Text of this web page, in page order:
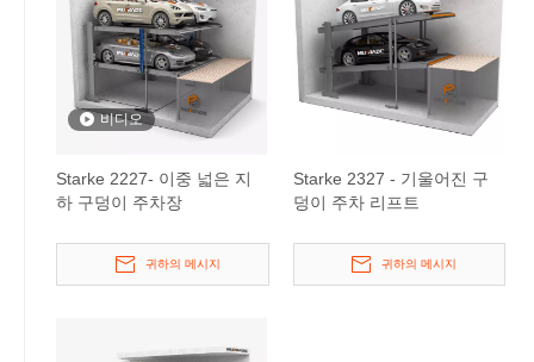
비디오
Starke 2227- 이중 넓은 지
하 구덩이 주차장
귀하의 메시지
Starke 2327 - 기울어진 구
덩이 주차 리프트
귀하의 메시지